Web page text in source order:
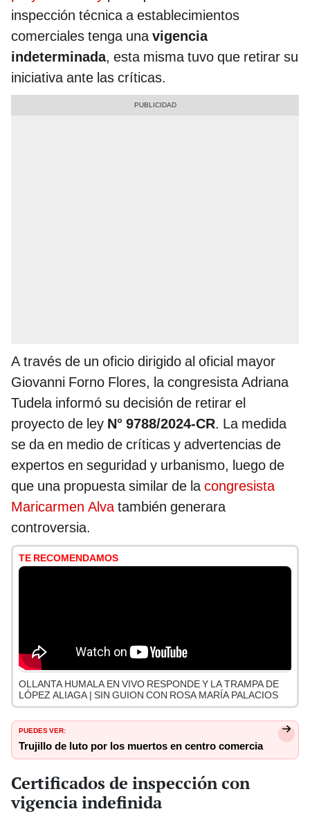
inspección técnica a establecimientos
comerciales tenga unavigencia
indeterminada, esta misma tuvo que retirar su
iniciativa ante las críticas.
A través de un oficio dirigido al oficial mayor
Giovanni Forno Flores, la congresista Adriana
Tudela informó su decisión de retirar el
proyecto de ley N° 9788/2024-CR. La medida
se da en medio de críticas y advertencias de
expertos en seguridad y urbanismo, luego de
que una propuesta similar de lacongresista
Maricarmen Alvatambién generara
controversia.
TE RECOMENDAMOS
OLLANTA HUMALA EN VIVO RESPONDE Y LA TRAMPA DE
LÓPEZ ALIAGA | SIN GUION CON ROSA MARÍA PALACIOS
PUEDES VER:
Trujillo de luto por los muertos en centro comercia
Certificados de inspección con
vigencia indefinida